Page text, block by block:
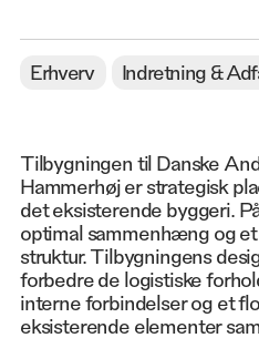
Erhverv Indretning &
Tilbygningen til Danske
Hammerhøj er strategisk
det eksisterende byggeri.
optimal sammenhæng og
struktur. Tilbygningens
forbedre de logistiske
interne forbindelser og et
eksisterende elementer